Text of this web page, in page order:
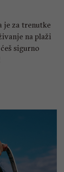
je za trenutke
na plaži
sigurno